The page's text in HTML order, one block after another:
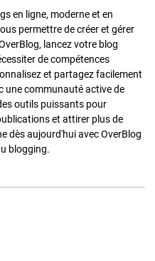
en ligne, moderne et en
permettre de créer et gérer
lancez votre blog
de compétences
et partagez facilement
une communauté active de
outils puissants pour
et attirer plus de
dès aujourd'hui avec OverBlog
blogging.